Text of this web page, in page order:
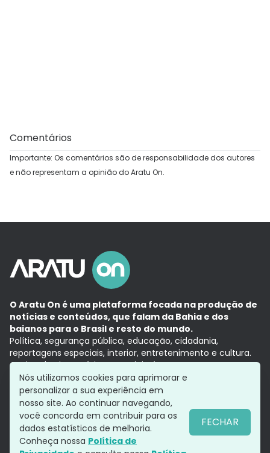
Comentários
Importante: Os comentários são de responsabilidade dos autores
e não representam a opinião do Aratu On.
O Aratu On é uma plataforma focada na produção de
notícias e conteúdos, que falam da Bahia e dos
baianos para o Brasil e resto do mundo.
Política, segurança pública, educação, cidadania,
reportagens especiais, interior, entretenimento e cultura.
Aqui, tudo vira notícia e a notícia é no tempo presente,
com a credibilidade do Grupo Aratu.
Grupo Aratu
Política de privacidade
Siga-nos
Nós utilizamos cookies para aprimorar e
personalizar a sua experiência em
nosso site. Ao continuar navegando,
você concorda em contribuir para os
dados estatísticos de melhoria.
Conheça nossa Política de
FECHAR